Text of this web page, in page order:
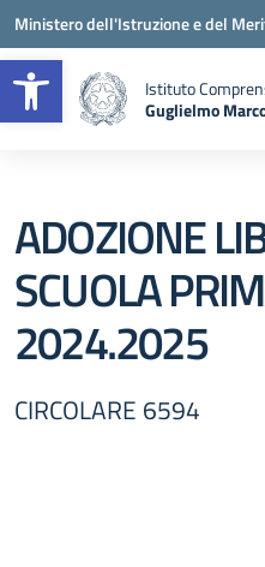
Apri la barra
Vai ai contenuti
Vai al menu di navigazione
Vai al footer
Ministero dell'Istruzione e del
Istituto
Guglielmo
— Visita la
ADOZIONE
SCUOLA
2024.2025
CIRCOLARE 6594